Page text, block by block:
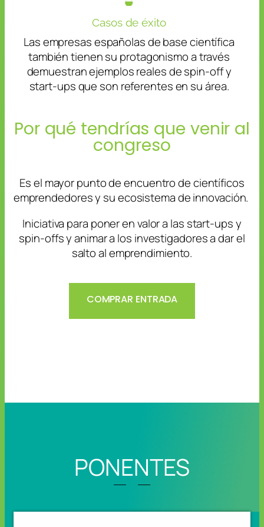
Por qué tendrías que venir al
congreso
Es el mayor punto de encuentro de científicos
emprendedores y su ecosistema de innovación.
Iniciativa para poner en valor a las start-ups y
spin-offs y animar a los investigadores a dar el
salto al emprendimiento.
COMPRAR ENTRADA
Casos de éxito
Las empresas españolas de base científica
también tienen su protagonismo a través
demuestran ejemplos reales de spin-off y
start-ups que son referentes en su área.
PONENTES